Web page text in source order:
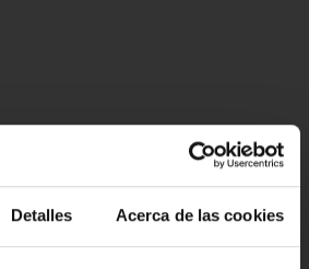
Detalles Acerca de las cookies